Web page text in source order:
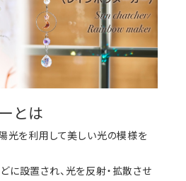
とは
光を利用して美しい光の模様を
に設置され、光を反射・拡散させ